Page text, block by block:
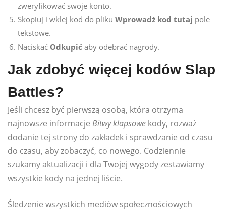
zweryfikować swoje konto.
Skopiuj i wklej kod do pliku Wprowadź kod tutaj pole
tekstowe.
Naciskać Odkupić aby odebrać nagrody.
Jak zdobyć więcej kodów Slap
Battles?
Jeśli chcesz być pierwszą osobą, która otrzyma
najnowsze informacje Bitwy klapsowe kody, rozważ
dodanie tej strony do zakładek i sprawdzanie od czasu
do czasu, aby zobaczyć, co nowego. Codziennie
szukamy aktualizacji i dla Twojej wygody zestawiamy
wszystkie kody na jednej liście.
Śledzenie wszystkich mediów społecznościowych